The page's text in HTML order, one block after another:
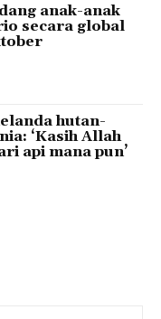
anak-anak
secara global
hutan-
‘Kasih Allah
api mana pun’